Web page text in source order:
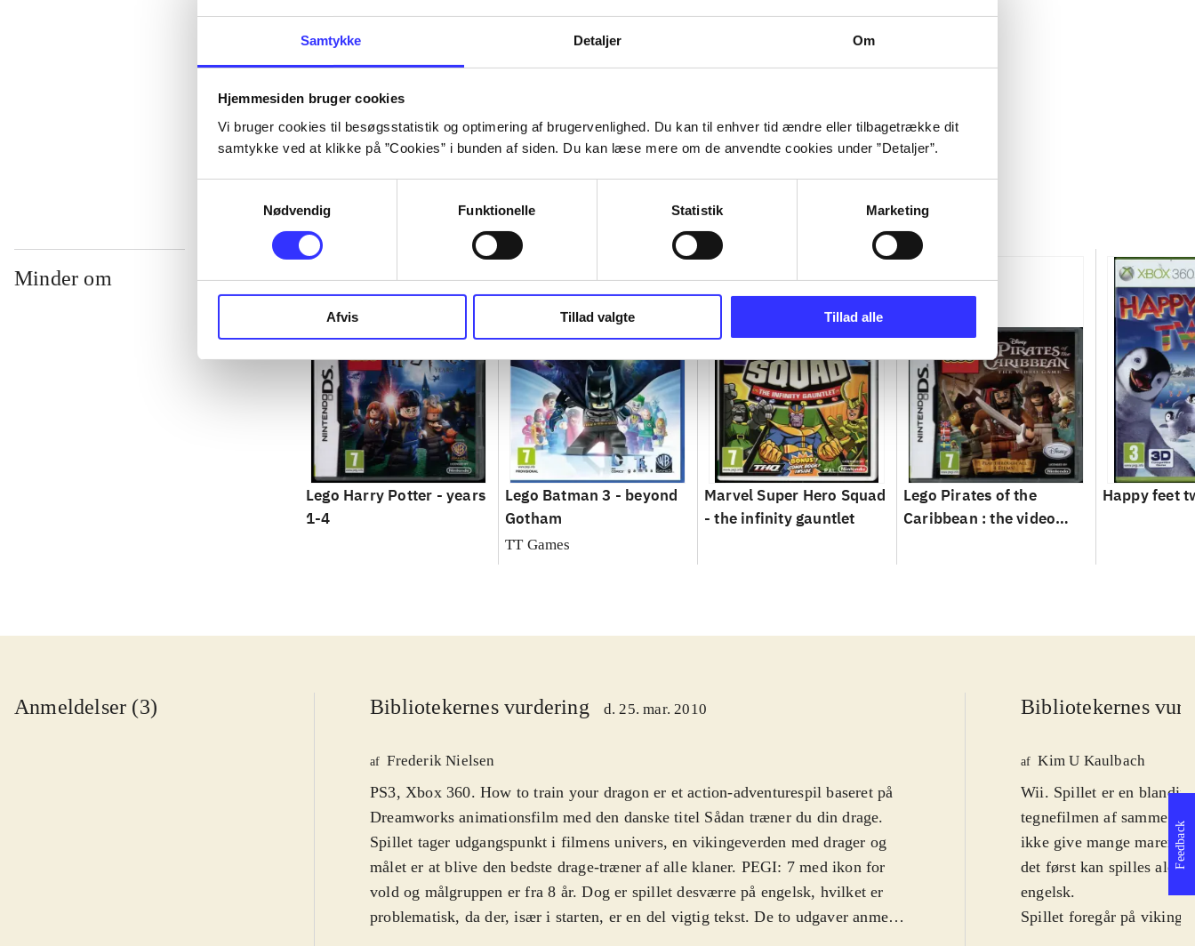
Samtykke Detaljer Om
Hjemmesiden bruger cookies
Vi bruger cookies til besøgsstatistik og optimering af brugervenlighed. Du kan til enhver tid ændre eller tilbagetrække dit
samtykke ved at klikke på ”Cookies” i bunden af siden. Du kan læse mere om de anvendte cookies under ”Detaljer”.
Nødvendig
Funktionelle Statistik Marketing
Afvis Tillad valgte Tillad alle
...
Minder om
Lego Harry Potter - years
1-4
Lego Batman 3 - beyond
Gotham
TT Games
Marvel Super Hero Squad
- the infinity gauntlet
Lego Pirates of the
Caribbean : the video
Happy feet
Anmeldelser (3) Bibliotekernes vurdering d. 25. mar. 2010
af Frederik Nielsen
PS3, Xbox 360. How to train your dragon er et action-adventurespil baseret på
Dreamworks animationsfilm med den danske titel Sådan træner du din drage.
Spillet tager udgangspunkt i filmens univers, en vikingeverden med drager og
målet er at blive den bedste drage-træner af alle klaner. PEGI: 7 med ikon for
vold og målgruppen er fra 8 år. Dog er spillet desværre på engelsk, hvilket er
problematisk, da der, især i starten, er en del vigtig tekst. De to udgaver anmeldt
Bibliotekernes
af Kim U Kaulbach
Wii. Spillet er en
tegnefilmen af samme navn. PEGI siger 7
ikke give mange
det først kan spilles
engelsk.
Spillet foregår på
Feedback